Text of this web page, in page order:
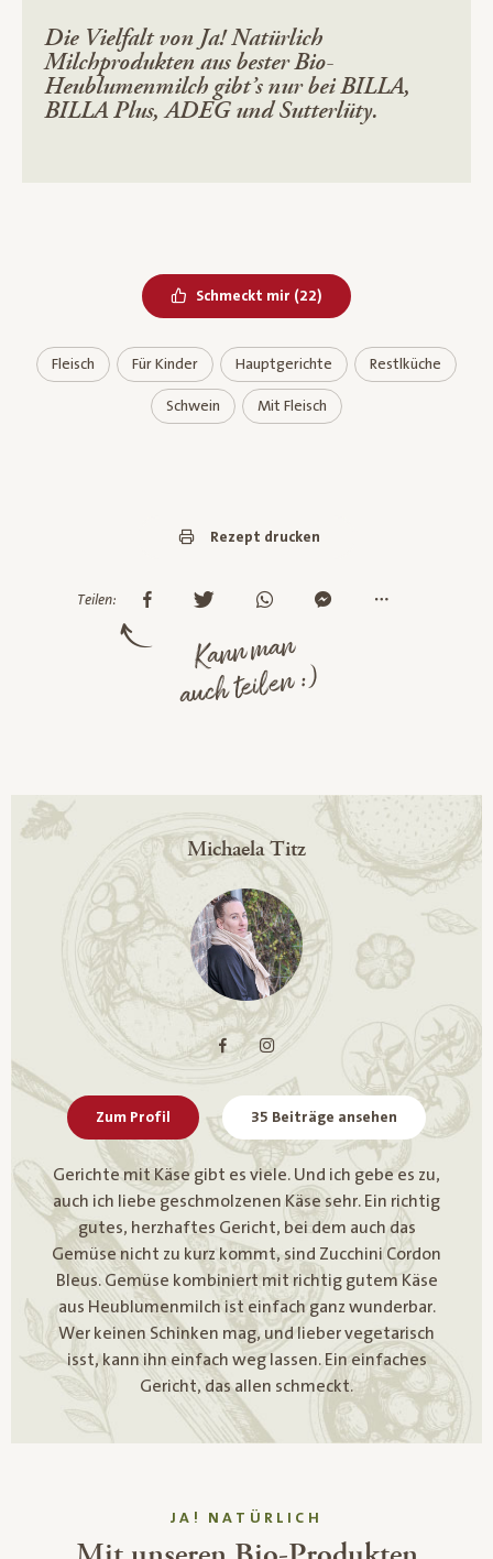
Die Vielfalt von Ja! Natürlich
Milchprodukten aus bester Bio-
Heublumenmilch gibt’s nur bei BILLA,
BILLA Plus, ADEG und Sutterlüty.
Schmeckt mir Bereits geliked
(22)
Fleisch Für Kinder Hauptgerichte Restlküche
Schwein Mit Fleisch
Rezept drucken
Teilen:
Kann man
auch teilen :)
Michaela Titz
Zum Profil 35 Beiträge ansehen
Gerichte mit Käse gibt es viele. Und ich gebe es zu,
auch ich liebe geschmolzenen Käse sehr. Ein richtig
gutes, herzhaftes Gericht, bei dem auch das
Gemüse nicht zu kurz kommt, sind Zucchini Cordon
Bleus. Gemüse kombiniert mit richtig gutem Käse
aus Heublumenmilch ist einfach ganz wunderbar.
Wer keinen Schinken mag, und lieber vegetarisch
isst, kann ihn einfach weg lassen. Ein einfaches
Gericht, das allen schmeckt.
JA! NATÜRLICH